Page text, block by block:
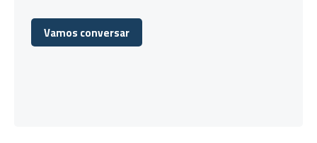
Vamos conversar
Vamos conversar